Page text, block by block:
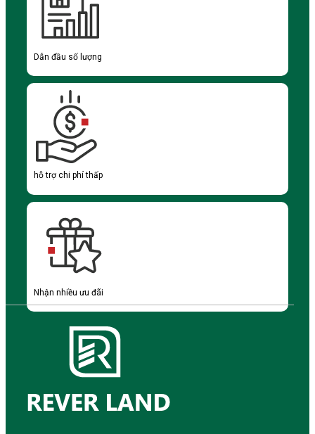
Dẫn đầu số lượng
hỗ trợ chi phí thấp
Nhận nhiều ưu đãi